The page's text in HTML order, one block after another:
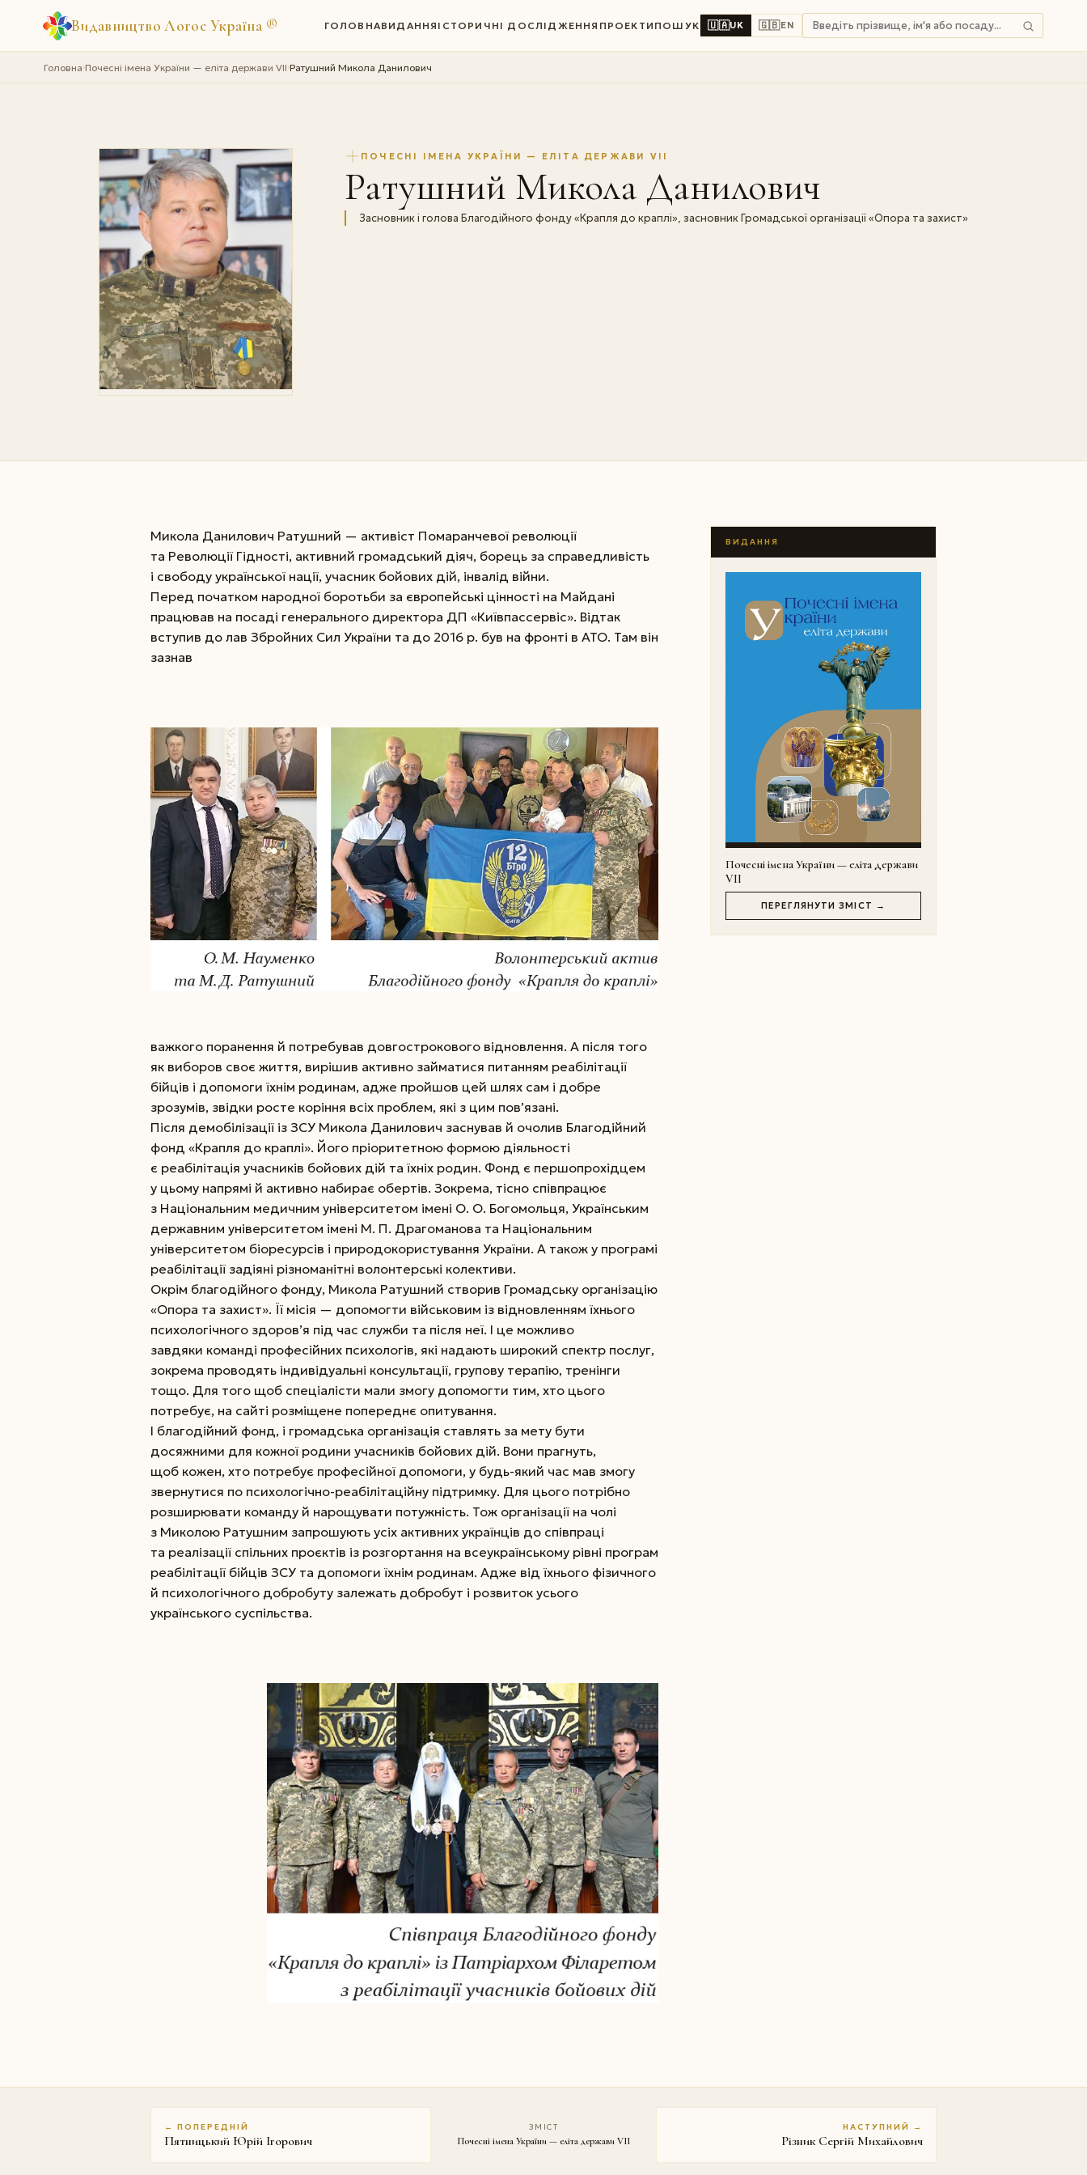
Видавництво Логос Україна ® ГОЛОВНАВИДАННЯ ІСТОРИЧНІ ДОСЛІДЖЕННЯ ПРОЕКТИ ПОШУК 🇺🇦UK 🇬🇧EN
Головна›Почесні імена України — еліта держави VII›Ратушний Микола Данилович
ПОЧЕСНІ ІМЕНА УКРАЇНИ — ЕЛІТА ДЕРЖАВИ VII
Ратушний Микола Данилович
Засновник і голова Благодійного фонду «Крапля до краплі», засновник Громадської організації «Опора та захист»
Микола Данилович Ратушний — активіст Помаранчевої революції
та Революції Гідності, активний громадський діяч, борець за справедливість
і свободу української нації, учасник бойових дій, інвалід війни.
Перед початком народної боротьби за європейські цінності на Майдані
працював на посаді генерального директора ДП «Київпассервіс». Відтак
вступив до лав Збройних Сил України та до 2016 р. був на фронті в АТО. Там він
зазнав
важкого поранення й потребував довгострокового відновлення. А після того
як виборов своє життя, вирішив активно займатися питанням реабілітації
бійців і допомоги їхнім родинам, адже пройшов цей шлях сам і добре
зрозумів, звідки росте коріння всіх проблем, які з цим пов’язані.
Після демобілізації із ЗСУ Микола Данилович заснував й очолив Благодійний
фонд «Крапля до краплі». Його пріоритетною формою діяльності
є реабілітація учасників бойових дій та їхніх родин. Фонд є першопрохідцем
у цьому напрямі й активно набирає обертів. Зокрема, тісно співпрацює
з Націо­нальним медичним університетом імені О. О. Богомольця, Українським
державним університетом імені М. П. Драгоманова та Національ­ним
університетом біоресур­сів і природокористування України. А також у програмі
реабілітації задіяні різноманітні волонтерські колективи.
Окрім благодійного фонду, Микола Ратушний створив Громадську організацію
«Опора та захист». Її місія — допомогти військовим із відновленням їхнього
психологічного здоров’я під час служби та після неї. І це можливо
завдяки команді професійних психологів, які надають широкий спектр послуг,
зокрема проводять індивідуальні консультації, групову терапію, тренінги
тощо. Для того щоб спеціалісти мали змогу допомогти тим, хто цього
потребує, на сайті розміщене попереднє опитування.
І благодійний фонд, і громадська організація ставлять за мету бути
досяжними для кожної родини учасників бойових дій. Вони прагнуть,
щоб кожен, хто потребує професійної допомоги, у будь-який час мав змогу
звернутися по психологічно-реабілітаційну підтримку. Для цього потрібно
розширювати команду й нарощувати потужність. Тож організації на чолі
з Миколою Ратушним запрошують усіх активних українців до співпраці
та реалізації спільних проєктів із розгортання на все­українському рівні програм
реабілітації бійців ЗСУ та допомоги їхнім родинам. Адже від їхнього фізичного
й психологічного добробуту залежать добробут і розвиток усього
українського суспільства.
ВИДАННЯ
Почесні імена України — еліта держави
VII
ПЕРЕГЛЯНУТИ ЗМІСТ →
← ПОПЕРЕДНІЙ
Пятницький Юрій Ігорович
ЗМІСТ
Почесні імена України — еліта держави VII
НАСТУПНИЙ →
Різник Сергій Михайлович